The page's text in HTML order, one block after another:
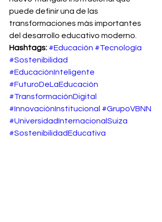
puede definir una de las
transformaciones más importantes
del desarrollo educativo moderno.
Hashtags: #Educación #Tecnología
#Sostenibilidad
#EducaciónInteligente
#FuturoDeLaEducación
#TransformaciónDigital
#InnovaciónInstitucional #GrupoVBNN
#UniversidadInternacionalSuiza
#SostenibilidadEducativa